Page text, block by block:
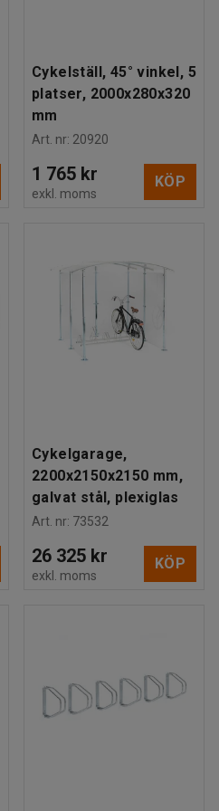
Cykelställ, 45° vinkel, 5
platser, 2000x280x320
mm
Art. nr: 20920
1 765 kr
exkl. moms
KÖP
Cykelgarage,
2200x2150x2150 mm,
galvat stål, plexiglas
Art. nr: 73532
26 325 kr
exkl. moms
KÖP